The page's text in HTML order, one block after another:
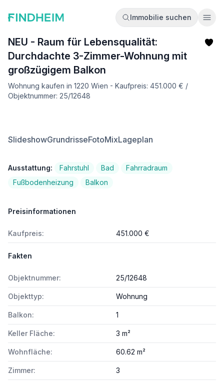
Immobilie suchen
NEU - Raum für Lebensqualität:
Durchdachte 3-Zimmer-Wohnung mit
großzügigem Balkon
Wohnung kaufen in 1220 Wien - Kaufpreis: 451.000 € /
Objektnummer: 25/12648
SlideshowGrundrisseFotoMixLageplan
Ausstattung: Fahrstuhl Bad
Fahrradraum
Fußbodenheizung
Balkon
Preisinformationen
Kaufpreis: 451.000 €
Fakten
Objektnummer: 25/12648
Objekttyp: Wohnung
Balkon: 1
Keller Fläche: 3 m²
Wohnfläche: 60.62 m²
Zimmer: 3